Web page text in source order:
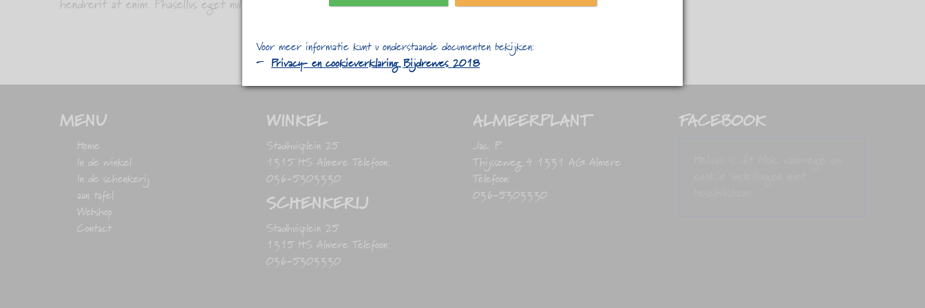
hendrerit at enim. Phasellus eget nulla massa.
MENU
Home
In de winkel
In de schenkerij
aan tafel
Webshop
Contact
WINKEL
Stadhuisplein 25
1315 HS Almere Telefoon:
036-5303330
SCHENKERIJ
Stadhuisplein 25
1315 HS Almere Telefoon:
036-5303330
ALMEERPLANT
Jac. P.
Thijsseweg 4 1331 AG Almere
Telefoon:
036-5303330
FACEBOOK
Voor meer informatie kunt u onderstaande documenten bekijken:
Privacy- en cookieverklaring Bijdrewes 2018